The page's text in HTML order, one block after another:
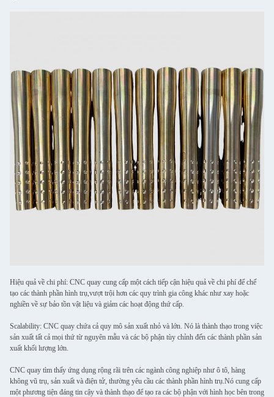
Hiệu quả về chi phí: CNC quay cung cấp một cách tiếp cận hiệu quả về chi phí để chế
tạo các thành phần hình trụ,vượt trội hơn các quy trình gia công khác như xay hoặc
nghiền về sự bảo tồn vật liệu và giảm các hoạt động thứ cấp.
Scalability: CNC quay chứa cả quy mô sản xuất nhỏ và lớn. Nó là thành thạo trong việc
sản xuất tất cả mọi thứ từ nguyên mẫu và các bộ phận tùy chỉnh đến các thành phần sản
xuất khối lượng lớn.
CNC quay tìm thấy ứng dụng rộng rãi trên các ngành công nghiệp như ô tô, hàng
không vũ trụ, sản xuất và điện tử, thường yêu cầu các thành phần hình trụ.Nó cung cấp
một phương tiện đáng tin cậy và thành thạo để tạo ra các bộ phận với hình học bên trong